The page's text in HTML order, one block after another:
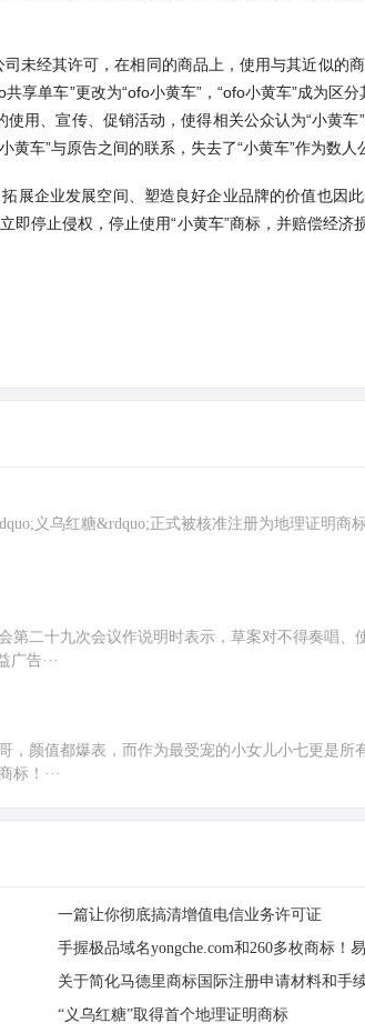
未经其许可，在相同的商品上，使用与其近似的
享单车”更改为“ofo小黄车”，“ofo小黄车”成为区
用、宣传、促销活动，使得相关公众认为“小黄
车”与原告之间的联系，失去了“小黄车”作为数人
展企业发展空间、塑造良好企业品牌的价值也因
停止侵权，停止使用“小黄车”商标，并赔偿经济
义乌红糖&rdquo;正式被核准注册为地理证明商
二十九次会议作说明时表示，草案对不得奏唱、
告···
颜值都爆表，而作为最受宠的小女儿小七更是所
！···
一篇让你彻底搞清增值电信业务许可证
手握极品域名yongche.com和260多枚商标！
关于简化马德里商标国际注册申请材料和手
“义乌红糖”取得首个地理证明商标